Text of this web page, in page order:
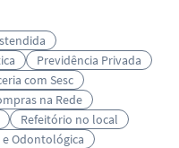
Previdência Privada
com Sesc
na Rede
Refeitório no local
e Odontológica